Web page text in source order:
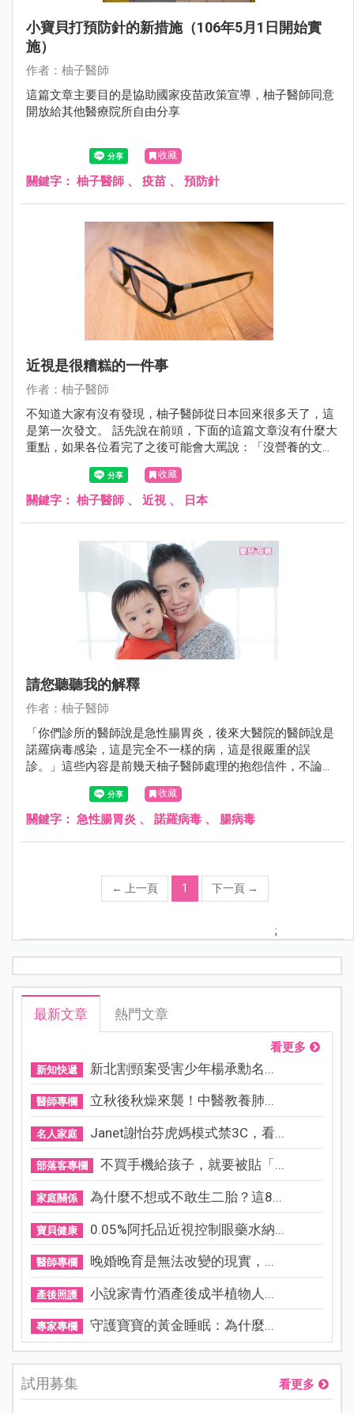
小寶貝打預防針的新措施（106年5月1日開始實
施）
作者：柚子醫師
這篇文章主要目的是協助國家疫苗政策宣導，柚子醫師同意
開放給其他醫療院所自由分享
收藏
關鍵字： 柚子醫師 、 疫苗 、 預防針
近視是很糟糕的一件事
作者：柚子醫師
不知道大家有沒有發現，柚子醫師從日本回來很多天了，這
是第一次發文。 話先說在前頭，下面的這篇文章沒有什麼大
重點，如果各位看完了之後可能會大罵說：「沒營養的文章
浪費我的時間」，真的請大家現在起就關掉畫面不要往下看
了 這是一篇很沉重很沉重的文章
收藏
關鍵字： 柚子醫師 、 近視 、 日本
請您聽聽我的解釋
作者：柚子醫師
「你們診所的醫師說是急性腸胃炎，後來大醫院的醫師說是
諾羅病毒感染，這是完全不一樣的病，這是很嚴重的誤
診。」這些內容是前幾天柚子醫師處理的抱怨信件，不論柚
子醫師如何解釋，媽媽仍然認為柚子醫師在「狡辯」。
收藏
關鍵字： 急性腸胃炎 、 諾羅病毒 、 腸病毒
← 上一頁 1 下一頁 →
;
最新文章 熱門文章
看更多
新知快遞 新北割頸案受害少年楊承勳名...
醫師專欄 立秋後秋燥來襲！中醫教養肺...
名人家庭 Janet謝怡芬虎媽模式禁3C，看...
部落客專欄 不買手機給孩子，就要被貼「...
家庭關係 為什麼不想或不敢生二胎？這8...
寶貝健康 0.05%阿托品近視控制眼藥水納...
醫師專欄 晚婚晚育是無法改變的現實，...
產後照護 小說家青竹酒產後成半植物人...
專家專欄 守護寶寶的黃金睡眠：為什麼...
試用募集 看更多